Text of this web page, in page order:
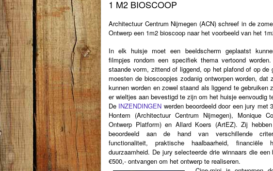
1 M2 BIOSCOOP
Architectuur Centrum Nijmegen (ACN) schreef in de
Ontwerp een 1m2 bioscoop naar het voorbeeld van het
In elk huisje moet een beeldscherm geplaatst
filmpjes rondom een specifiek thema vertoond
staande vorm, zittend of liggend, op het plafond of op de
moesten de bioscoopjes zodanig ontworpen worden, dat
kunnen worden en zowel staand als liggend te gebruiken
er wieltjes aan bevestigd te zijn om het huisje eenvoudig
De INZENDINGEN werden beoordeeld door een jury met
Hontem (Architectuur Centrum Nijmegen), Monique
Ontwerp Platform) en Allard Koers (ArtEZ). Zij
beoordeeld aan de hand van verschillende
functionaliteit, praktische haalbaarheid, financiële
duurzaamheid. De jury selecteerde drie winnaars die een
€500,- ontvangen om het ontwerp te realiseren.